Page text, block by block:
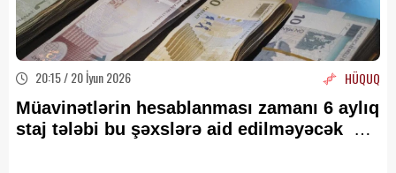
20:15 / 20 İyun 2026 HÜQUQ
Müavinətlərin hesablanması zamanı 6 aylıq
staj tələbi bu şəxslərə aid edilməyəcək —